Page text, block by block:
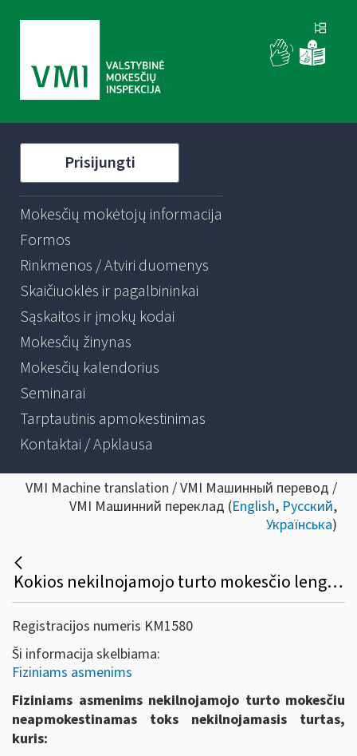
Prisijungti
Mokesčių mokėtojų informacija
Formos
Rinkmenos / Atviri duomenys
Skaičiuoklės ir pagalbininkai
Sąskaitos ir įmokų kodai
Mokesčių žinynas
Mokesčių kalendorius
Seminarai
Tarptautinis apmokestinimas
Kontaktai / Apklausa
VMI Machine translation / VMI Машинный перевод /
VMI Машинний переклад (English, Русский,
Українська)
Kokios nekilnojamojo turto mokesčio lengvatos taikomos fiziniams asmenims?
Registracijos numeris KM1580
Ši informacija skelbiama:
Fiziniams asmenims
Fiziniams asmenims nekilnojamojo turto mokesčiu
neapmokestinamas toks nekilnojamasis turtas,
kuris: